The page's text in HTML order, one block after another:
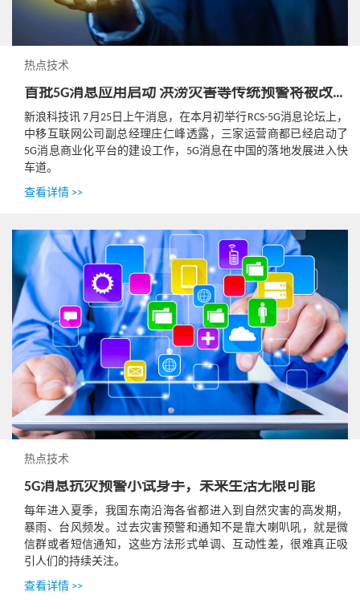
热点技术
首批5G消息应用启动 洪涝灾害等传统预警将被改善？
新浪科技讯 7月25日上午消息，在本月初举行RCS-5G消息论坛上，
中移互联网公司副总经理庄仁峰透露，三家运营商都已经启动了
5G消息商业化平台的建设工作，5G消息在中国的落地发展进入快
车道。
查看详情 >>
热点技术
5G消息抗灾预警小试身手，未来生活无限可能
每年进入夏季，我国东南沿海各省都进入到自然灾害的高发期，
暴雨、台风频发。过去灾害预警和通知不是靠大喇叭吼，就是微
信群或者短信通知，这些方法形式单调、互动性差，很难真正吸
引人们的持续关注。
查看详情 >>